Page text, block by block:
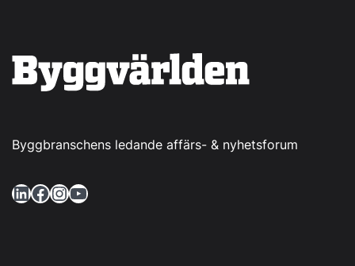
Byggbranschens ledande affärs- & nyhetsforum
LinkedIn Facebook InstagramYouTube